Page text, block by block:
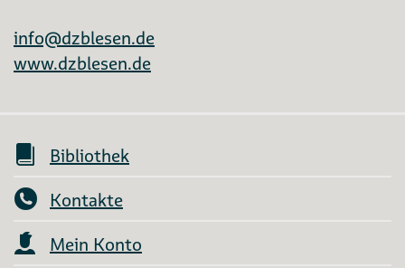
info@dzblesen.de
www.dzblesen.de
Bibliothek
Kontakte
Mein Konto